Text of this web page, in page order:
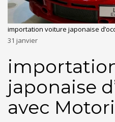
importation voiture japonaise
31 janvier
japonaise
avec